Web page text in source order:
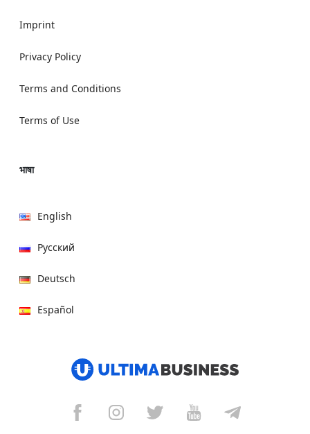
Imprint
Privacy Policy
Terms and Conditions
Terms of Use
भाषा
English
Русский
Deutsch
Español